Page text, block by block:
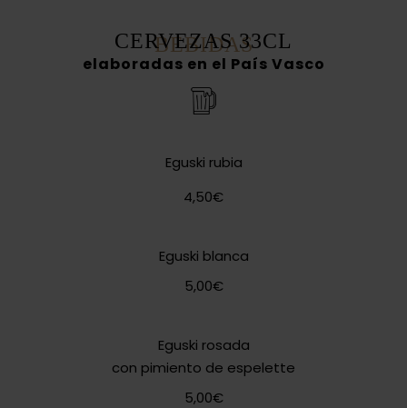
BEBIDAS
CERVEZAS 33CL
elaboradas en el País Vasco
Eguski rubia
4,50€
Eguski blanca
5,00€
Eguski rosada
con pimiento de espelette
5,00€